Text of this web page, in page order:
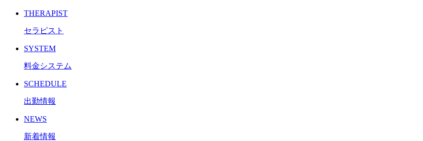
THERAPIST
セラピスト
SYSTEM
料金システム
SCHEDULE
出勤情報
NEWS
新着情報